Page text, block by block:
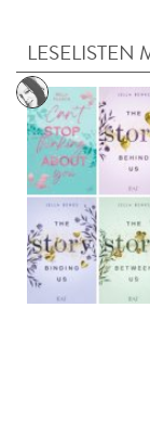
LESELISTEN